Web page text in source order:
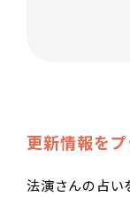
更新情報を
法演さんの占い